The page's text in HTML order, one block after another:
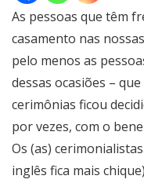
As pessoas que têm
casamento nas
pelo menos as
dessas ocasiões –
cerimônias ficou
por vezes, com o
Os (as)
inglês fica mais